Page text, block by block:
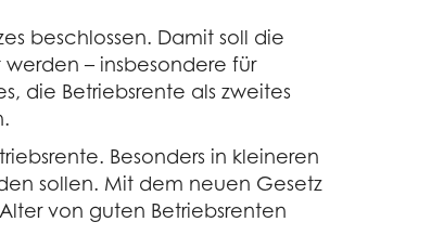
beschlossen. Damit soll die
– insbesondere für
die Betriebsrente als zweites
Besonders in kleineren
sollen. Mit dem neuen Gesetz
von guten Betriebsrenten